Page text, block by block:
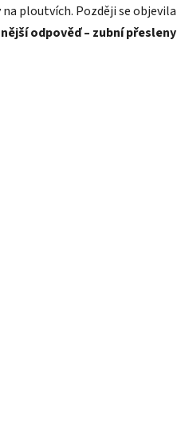
ploutvích. Později se objevila
odpověď – zubní přesleny